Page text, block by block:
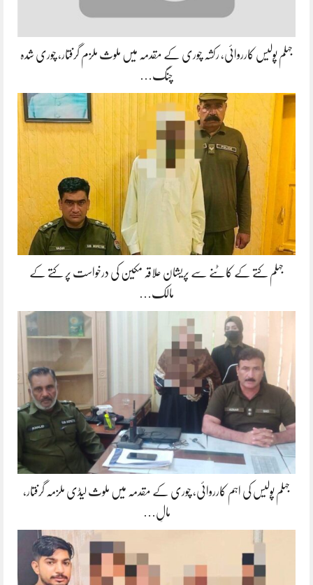
جہلم پولیس کارروائی، رکشہ چوری کے مقدمہ میں ملوث ملزم گرفتار، چوری شدہ
چنگ…
جہلم کتے کے کاٹنے سے پریشان علاقہ مکین کی درخواست پر کتے کے
مالک…
جہلم پولیس کی اہم کارروائی، چوری کے مقدمہ میں ملوث لیڈی ملزمہ گرفتار،
مالِ…